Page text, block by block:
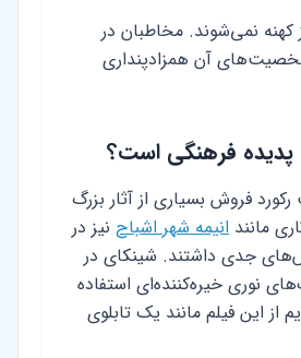
نمی‌شوند. مخاطبان در
آن همزادپنداری
پدیده فرهنگی است؟
فروش بسیاری از آثار بزرگ
مانند انیمه شهر اشباح نیز در
جدی داشتند. شینکای در
نوری خیره‌کننده‌ای استفاده
از این فیلم مانند یک تابلوی